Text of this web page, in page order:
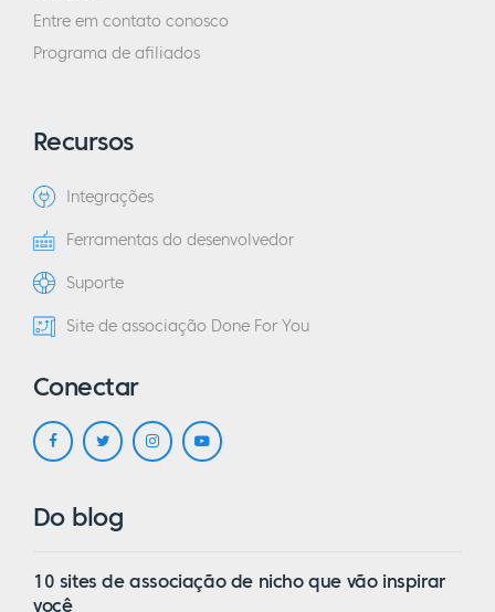
Entre em contato conosco
Programa de afiliados
Recursos
Integrações
Ferramentas do desenvolvedor
Suporte
Site de associação Done For You
Conectar
Do blog
10 sites de associação de nicho que vão inspirar
você